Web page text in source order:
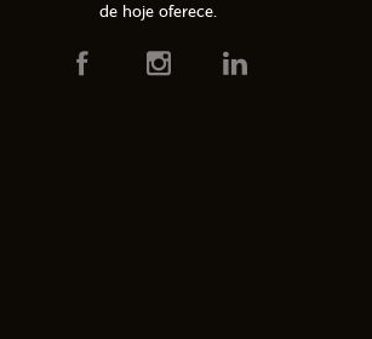
de hoje oferece.